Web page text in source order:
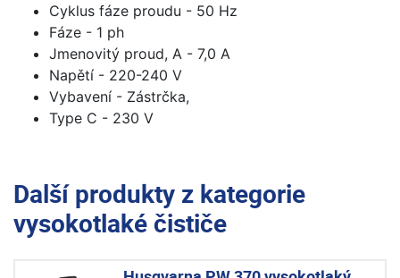
Cyklus fáze proudu - 50 Hz
Fáze - 1 ph
Jmenovitý proud, A - 7,0 A
Napětí - 220-240 V
Vybavení - Zástrčka,
Type C - 230 V
Další produkty z kategorie
vysokotlaké čističe